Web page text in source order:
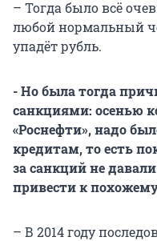
– Тогда было всё
любой нормальный
упадёт рубль.
- Но была тогда
санкциями: осенью
«Роснефти», надо
кредитам, то есть
за санкций не
привести к
– В 2014 году